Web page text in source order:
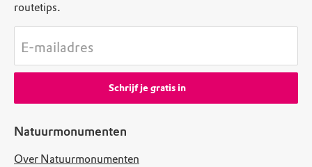
Natuurmonumenten
Over Natuurmonumenten
routetips.
E-mailadres
Schrijf je gratis in